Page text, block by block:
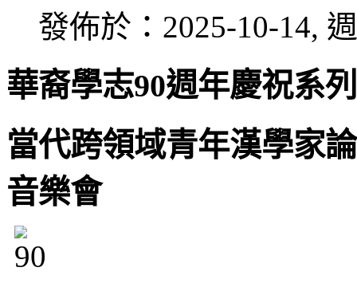
發佈於：2025-10-14,
華裔學志90週年慶祝系
當代跨領域青年漢學家
音樂會